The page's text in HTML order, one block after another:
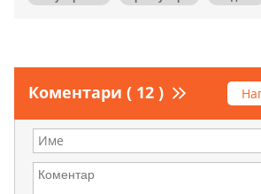
Коментари ( 12 )